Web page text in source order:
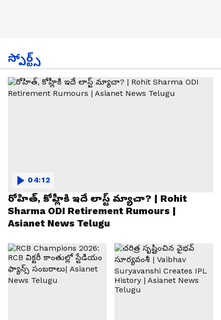
స్పోర్ట్స్
రోహిత్, కోహ్లీకి ఇదే లాస్ట్ మ్యాచా? | Rohit
Sharma ODI Retirement Rumours |
Asianet News Telugu
04:12